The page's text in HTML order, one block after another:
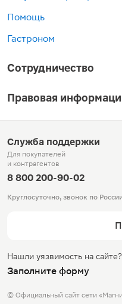
Помощь
Гастроном
Сотрудничество
Правовая
Служба поддержки
Для покупателей
и контрагентов
8 800 200-90-02
Круглосуточно, звонок по
Нашли уязвимость на сайте?
Заполните форму
© Официальный сайт сети